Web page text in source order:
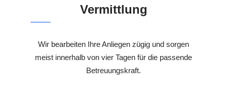
Vermittlung
Wir bearbeiten Ihre Anliegen zügig und sorgen
meist innerhalb von vier Tagen für die passende
Betreuungskraft.